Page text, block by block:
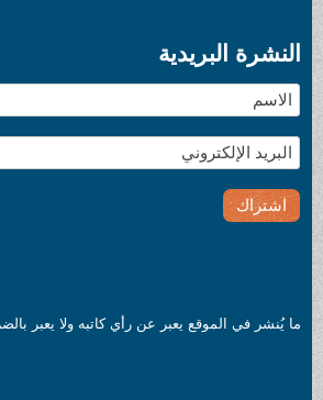
يعبر عن رأي كاتبه ولا يعبر بالضرور عن رأي الرابطة